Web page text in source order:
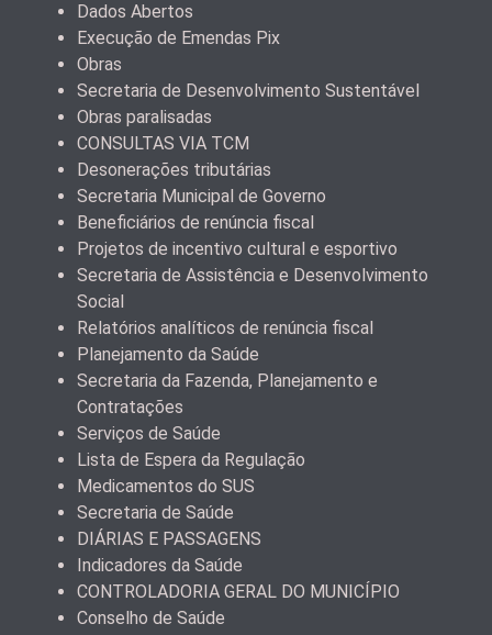
Dados Abertos
Execução de Emendas Pix
Obras
Secretaria de Desenvolvimento Sustentável
Obras paralisadas
CONSULTAS VIA TCM
Desonerações tributárias
Secretaria Municipal de Governo
Beneficiários de renúncia fiscal
Projetos de incentivo cultural e esportivo
Secretaria de Assistência e Desenvolvimento
Social
Relatórios analíticos de renúncia fiscal
Planejamento da Saúde
Secretaria da Fazenda, Planejamento e
Contratações
Serviços de Saúde
Lista de Espera da Regulação
Medicamentos do SUS
Secretaria de Saúde
DIÁRIAS E PASSAGENS
Indicadores da Saúde
CONTROLADORIA GERAL DO MUNICÍPIO
Conselho de Saúde